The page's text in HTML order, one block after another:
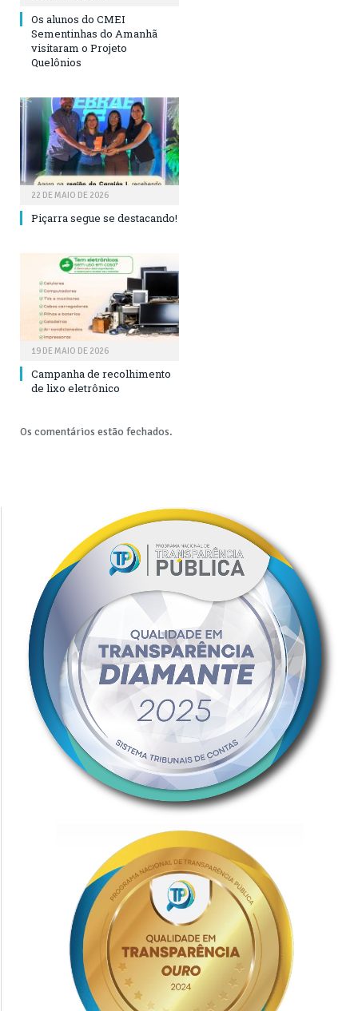
Os alunos do CMEI
Sementinhas do Amanhã
visitaram o Projeto
Quelônios
22 DE MAIO DE 2026
Piçarra segue se destacando!
19 DE MAIO DE 2026
Campanha de recolhimento
de lixo eletrônico
Os comentários estão fechados.